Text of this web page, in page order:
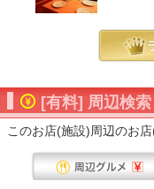
[有料] 周辺検索
このお店(施設)周辺のお